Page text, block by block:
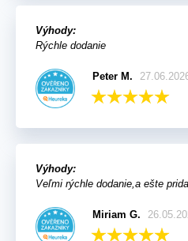
Výhody:
Rýchle dodanie
Peter M.
Výhody:
Veľmi rýchle dodanie,a ešte
Miriam G.